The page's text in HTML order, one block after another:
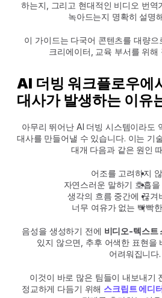
하는지, 그리고 현대적인 비디오 번역
녹아드는지 명확히 설명
이 가이드는 다국어 콘텐츠를 대량으
크리에이터, 교육 부서를 위해
AI 더빙 워크플로우에
대사가 발생하는 이유
아무리 뛰어난 AI 더빙 시스템이라도
대사를 만들어낼 수 있습니다. 이는 기
대개 다음과 같은 원인
어조를 고려하지
자연스러운 말하기 호흡
생각의 흐름 중간에 끊겨
너무 여유가 없는 빡빡
음성을 생성하기 전에 비디오-텍스트
있지 않으면, 추후 어색한 표현을
어려워집니다.
이것이 바로 많은 팀들이 내보내기
정교하게 다듬기 위해 스크립트 에디